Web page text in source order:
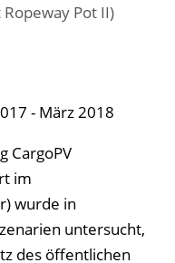
Pot II)
- März 2018
CargoPV
im
wurde in
untersucht,
des öffentlichen